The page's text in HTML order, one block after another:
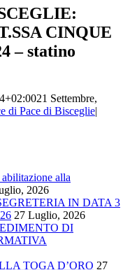
CINQUE
– statino
21 Settembre,
di Pace di Bisceglie|
alla
2026
IN DATA 3
27 Luglio, 2026
DI
TOGA D’ORO 27